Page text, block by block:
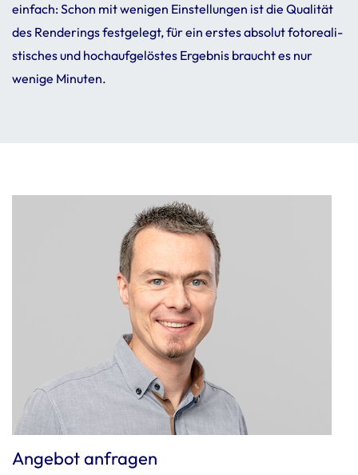
einfach: Schon mit wenigen Einstel­lungen ist die Qualität
des Rende­rings fest­ge­legt, für ein erstes absolut foto­rea­li­
sti­sches und hoch­auf­ge­lö­stes Ergebnis braucht es nur
wenige Minuten.
Angebot anfragen